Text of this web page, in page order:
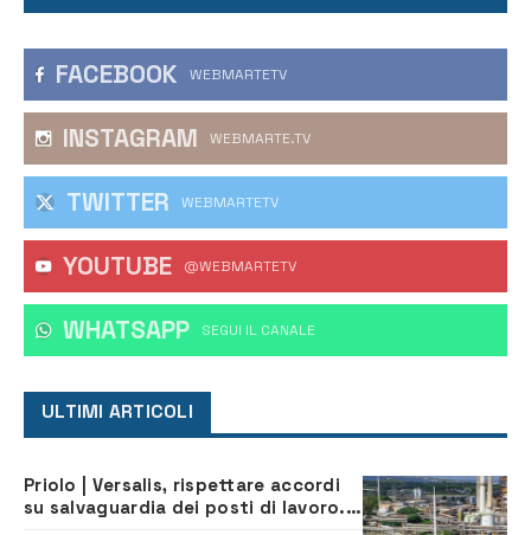
FACEBOOK WEBMARTETV
INSTAGRAM WEBMARTE.TV
TWITTER WEBMARTETV
YOUTUBE @WEBMARTETV
WHATSAPP ‎SEGUI IL CANALE
ULTIMI ARTICOLI
Priolo | Versalis, rispettare accordi
su salvaguardia dei posti di lavoro. Il